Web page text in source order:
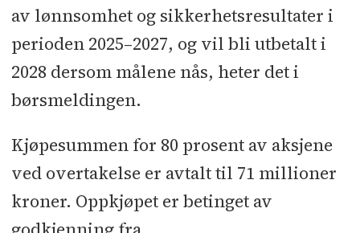
av lønnsomhet og sikkerhetsresultater i
perioden 2025–2027, og vil bli utbetalt i
2028 dersom målene nås, heter det i
børsmeldingen.
Kjøpesummen for 80 prosent av aksjene
ved overtakelse er avtalt til 71 millioner
kroner. Oppkjøpet er betinget av